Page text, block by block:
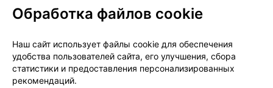
(тип I). Картридж укупорен с одной стороны
бромбутиловой пробкой и обжат алюминиевым
плунжером. Картридж вмонтирован в одноразовую
шприц- ручку СолоСтар. По 5 шприц-ручек
помещают в картонную пачку вместе с инструкцией
Обработка файлов cookie
Наш сайт использует файлы cookie для обеспечения
удобства пользователей сайта, его улучшения, сбора
статистики и предоставления персонализированных
рекомендаций.